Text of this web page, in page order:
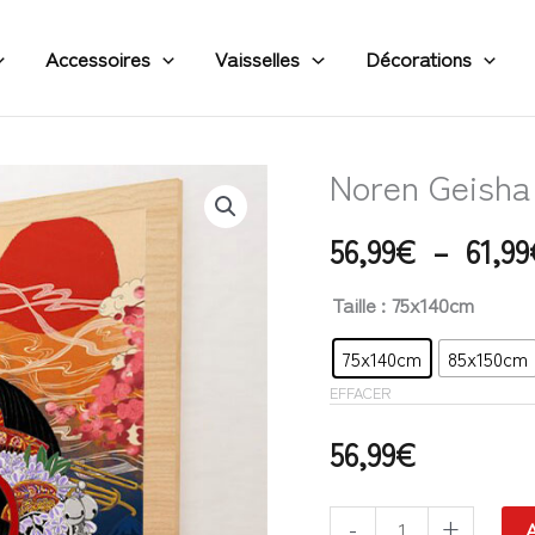
Accessoires Vaisselles Décorations
Noren Geisha
56,99€ – 61,99
Taille : 75x140cm
75x140cm 85x150cm
EFFACER
56,99€
-
quantité
Noren
Geisha
+